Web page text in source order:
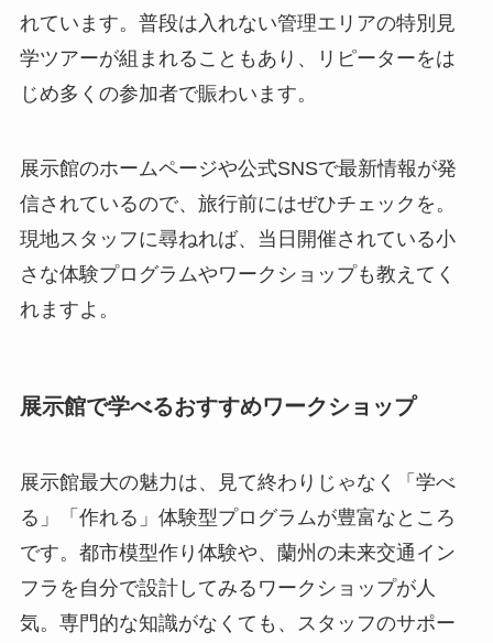
れています。普段は入れない管理エリアの特別見
学ツアーが組まれることもあり、リピーターをは
じめ多くの参加者で賑わいます。
展示館のホームページや公式SNSで最新情報が発
信されているので、旅行前にはぜひチェックを。
現地スタッフに尋ねれば、当日開催されている小
さな体験プログラムやワークショップも教えてく
れますよ。
展示館で学べるおすすめワークショップ
展示館最大の魅力は、見て終わりじゃなく「学べ
る」「作れる」体験型プログラムが豊富なところ
です。都市模型作り体験や、蘭州の未来交通イン
フラを自分で設計してみるワークショップが人
気。専門的な知識がなくても、スタッフのサポー